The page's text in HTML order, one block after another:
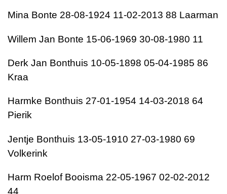
Mina Bonte 28-08-1924 11-02-2013 88 Laarman
Willem Jan Bonte 15-06-1969 30-08-1980 11
Derk Jan Bonthuis 10-05-1898 05-04-1985 86
Kraa
Harmke Bonthuis 27-01-1954 14-03-2018 64
Pierik
Jentje Bonthuis 13-05-1910 27-03-1980 69
Volkerink
Harm Roelof Booisma 22-05-1967 02-02-2012
44